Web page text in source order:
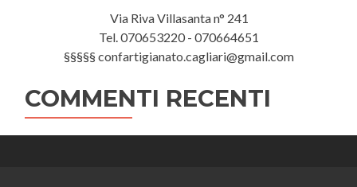
Via Riva Villasanta n° 241
Tel. 070653220 - 070664651
§§§§§ confartigianato.cagliari@gmail.com
COMMENTI RECENTI